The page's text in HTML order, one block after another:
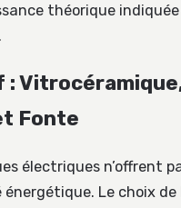
théorique
:
Fonte
électriques n’offrent
Le choix de